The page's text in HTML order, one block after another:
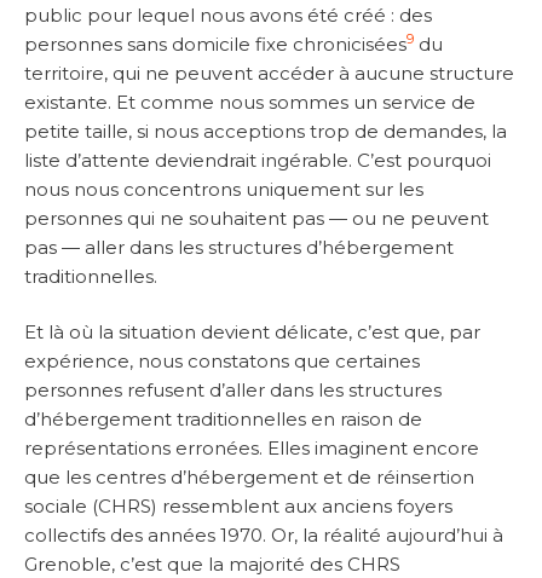
public pour lequel nous avons été créé : des
personnes sans domicile fixe chronicisées9 du
territoire, qui ne peuvent accéder à aucune structure
existante. Et comme nous sommes un service de
petite taille, si nous acceptions trop de demandes, la
liste d’attente deviendrait ingérable. C’est pourquoi
nous nous concentrons uniquement sur les
personnes qui ne souhaitent pas — ou ne peuvent
pas — aller dans les structures d’hébergement
traditionnelles.
Et là où la situation devient délicate, c’est que, par
expérience, nous constatons que certaines
personnes refusent d’aller dans les structures
d’hébergement traditionnelles en raison de
représentations erronées. Elles imaginent encore
que les centres d’hébergement et de réinsertion
sociale (CHRS) ressemblent aux anciens foyers
collectifs des années 1970. Or, la réalité aujourd’hui à
Grenoble, c’est que la majorité des CHRS